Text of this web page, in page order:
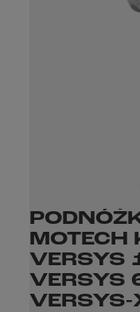
VERSYS
VERSYS